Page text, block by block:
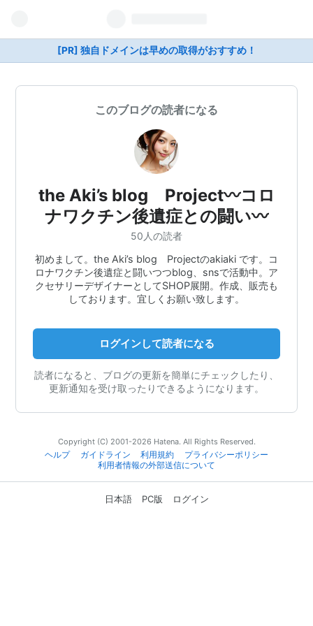
[PR] 独自ドメインは早めの取得がおすすめ！
このブログの読者になる
the Aki’s blog Project〰️コロ
ナワクチン後遺症との闘い〰️
50人の読者
初めまして。the Aki’s blog Projectのakiaki です。コ
ロナワクチン後遺症と闘いつつblog、snsで活動中。ア
クセサリーデザイナーとしてSHOP展開。作成、販売も
しております。宜しくお願い致します。
ログインして読者になる
読者になると、ブログの更新を簡単にチェックしたり、
更新通知を受け取ったりできるようになります。
Copyright (C) 2001-2026 Hatena. All Rights Reserved.
ヘルプ
ガイドライン 利用規約
プライバシーポリシー
利用者情報の外部送信について
日本語 PC版 ログイン